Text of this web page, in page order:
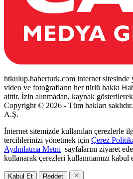
htkulup.haberturk.com internet sitesinde
video ve fotoğrafların her türlü hakkı
aittir. İzin alınmadan, kaynak
Copyright © 2026 - Tüm hakları
A.Ş.
İnternet sitemizde kullanılan çerezlerle
tercihlerinizi yönetmek için Çerez
Aydınlatma Metni sayfalarını ziyaret
kullanarak çerezleri kullanmamızı kabul
Kabul Et Reddet